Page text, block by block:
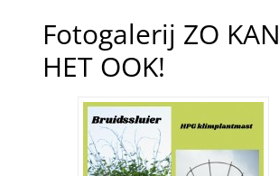
Fotogalerij ZO KAN
HET OOK!